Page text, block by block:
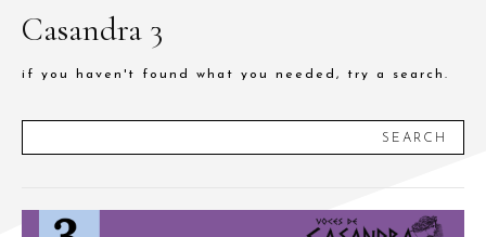
Casandra 3
if you haven't found what you needed, try a search.
SEARCH